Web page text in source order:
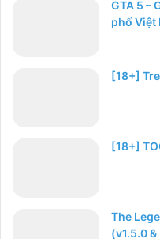
GTA 5 –
phố Việt
[18+]
[18+]
The
(v1.5.0